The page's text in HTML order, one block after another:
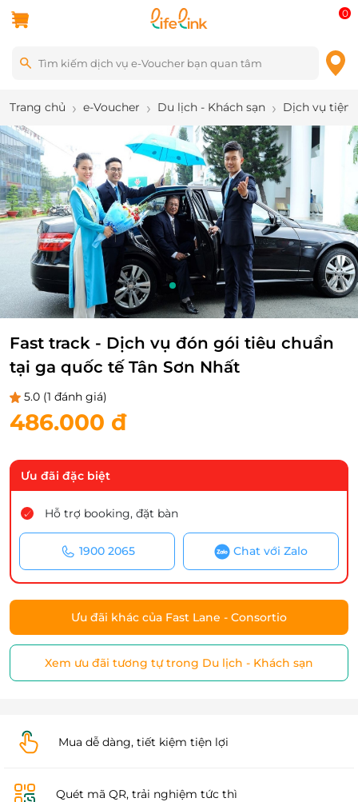
0
Trang chủ e-Voucher Du lịch - Khách sạn Dịch vụ tiện
2/4
Fast track - Dịch vụ đón gói tiêu chuẩn
tại ga quốc tế Tân Sơn Nhất
5.0 (1 đánh giá)
486.000 đ
Ưu đãi đặc biệt
Hỗ trợ booking, đặt bàn
1900 2065 Chat với Zalo
Ưu đãi khác của Fast Lane - Consortio
Xem ưu đãi tương tự trong Du lịch - Khách sạn
Mua dễ dàng, tiết kiệm tiện lợi
Quét mã QR, trải nghiệm tức thì